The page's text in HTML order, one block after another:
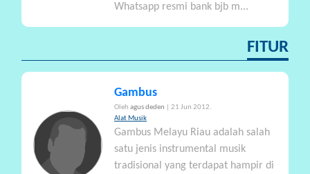
Whatsapp resmi bank bjb m...
FITUR
Gambus
Oleh agus deden
| 21 Jun 2012.
Alat Musik
Gambus Melayu Riau adalah salah
satu jenis instrumental musik
tradisional yang terdapat hampir di